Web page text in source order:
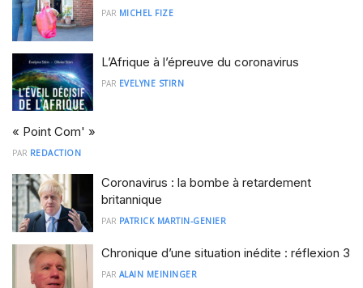
PAR MICHEL FIZE
L’Afrique à l’épreuve du coronavirus
PAR EVELYNE STIRN
« Point Com' »
PAR REDACTION
Coronavirus : la bombe à retardement
britannique
PAR PATRICK MARTIN-GENIER
Chronique d’une situation inédite : réflexion 3
PAR ALAIN MEININGER